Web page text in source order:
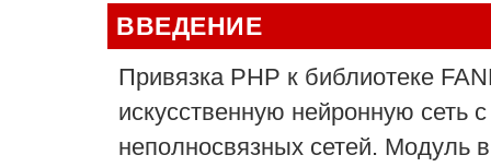
ВВЕДЕНИЕ
Привязка PHP к библиотеке
искусственную нейронную сеть
неполносвязных сетей. Модуль